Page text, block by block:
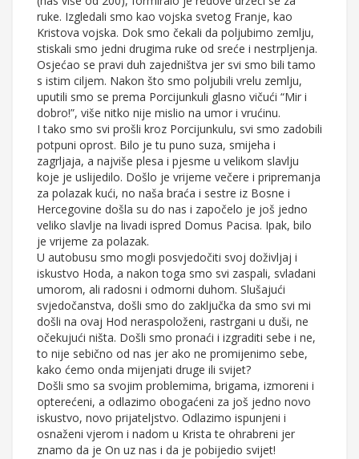
ruke. Izgledali smo kao vojska svetog Franje, kao
Kristova vojska. Dok smo čekali da poljubimo zemlju,
stiskali smo jedni drugima ruke od sreće i nestrpljenja.
Osjećao se pravi duh zajedništva jer svi smo bili tamo
s istim ciljem. Nakon što smo poljubili vrelu zemlju,
uputili smo se prema Porcijunkuli glasno vičući “Mir i
dobro!”, više nitko nije mislio na umor i vrućinu.
I tako smo svi prošli kroz Porcijunkulu, svi smo zadobili
potpuni oprost. Bilo je tu puno suza, smijeha i
zagrljaja, a najviše plesa i pjesme u velikom slavlju
koje je uslijedilo. Došlo je vrijeme večere i pripremanja
za polazak kući, no naša braća i sestre iz Bosne i
Hercegovine došla su do nas i započelo je još jedno
veliko slavlje na livadi ispred Domus Pacisa. Ipak, bilo
je vrijeme za polazak.
U autobusu smo mogli posvjedočiti svoj doživljaj i
iskustvo Hoda, a nakon toga smo svi zaspali, svladani
umorom, ali radosni i odmorni duhom. Slušajući
svjedočanstva, došli smo do zaključka da smo svi mi
došli na ovaj Hod neraspoloženi, rastrgani u duši, ne
očekujući ništa. Došli smo pronaći i izgraditi sebe i ne,
to nije sebično od nas jer ako ne promijenimo sebe,
kako ćemo onda mijenjati druge ili svijet?
Došli smo sa svojim problemima, brigama, izmoreni i
opterećeni, a odlazimo obogaćeni za još jedno novo
iskustvo, novo prijateljstvo. Odlazimo ispunjeni i
osnaženi vjerom i nadom u Krista te ohrabreni jer
znamo da je On uz nas i da je pobijedio svijet!